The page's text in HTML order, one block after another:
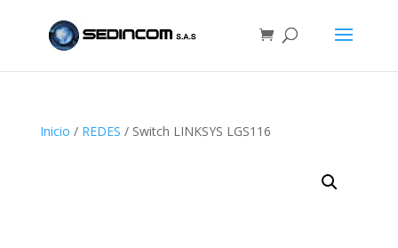
Inicio / REDES / Switch LINKSYS LGS116